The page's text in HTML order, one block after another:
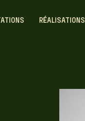
RÉALISATIONS